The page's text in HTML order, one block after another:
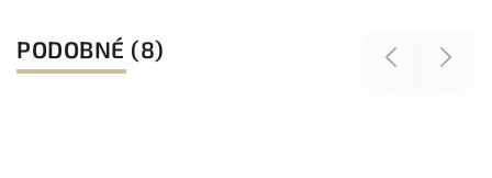
PODOBNÉ (8) Previous Next